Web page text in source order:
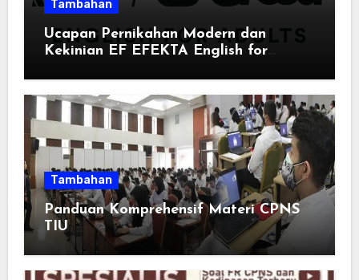
Tambahan
Ucapan Pernikahan Modern dan
Kekinian EF EFEKTA English for
Momen Spesial Semakin Berarti
Tambahan
Panduan Komprehensif Materi CPNS
TIU